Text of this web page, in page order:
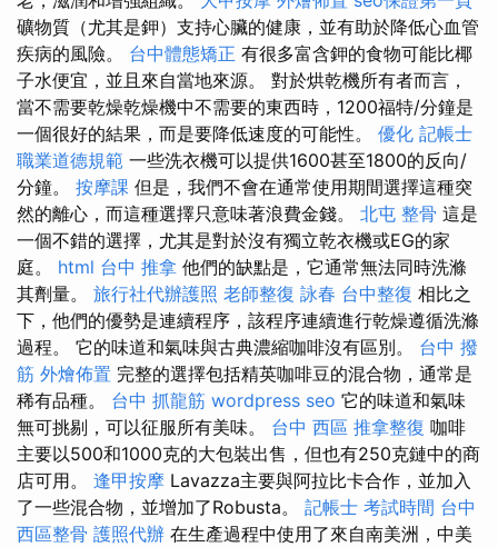
礦物質（尤其是鉀）支持心臟的健康，並有助於降低心血管
疾病的風險。 台中體態矯正 有很多富含鉀的食物可能比椰
子水便宜，並且來自當地來源。 對於烘乾機所有者而言，
當不需要乾燥乾燥機中不需要的東西時，1200福特/分鐘是
一個很好的結果，而是要降低速度的可能性。 優化 記帳士
職業道德規範 一些洗衣機可以提供1600甚至1800的反向/
分鐘。 按摩課 但是，我們不會在通常使用期間選擇這種突
然的離心，而這種選擇只意味著浪費金錢。 北屯 整骨 這是
一個不錯的選擇，尤其是對於沒有獨立乾衣機或EG的家
庭。 html 台中 推拿 他們的缺點是，它通常無法同時洗滌
其劑量。 旅行社代辦護照 老師整復 詠春 台中整復 相比之
下，他們的優勢是連續程序，該程序連續進行乾燥遵循洗滌
過程。 它的味道和氣味與古典濃縮咖啡沒有區別。 台中 撥
筋 外燴佈置 完整的選擇包括精英咖啡豆的混合物，通常是
稀有品種。 台中 抓龍筋 wordpress seo 它的味道和氣味
無可挑剔，可以征服所有美味。 台中 西區 推拿整復 咖啡
主要以500和1000克的大包裝出售，但也有250克鏈中的商
店可用。 逢甲按摩 Lavazza主要與阿拉比卡合作，並加入
了一些混合物，並增加了Robusta。 記帳士 考試時間 台中
西區整骨 護照代辦 在生產過程中使用了來自南美洲，中美